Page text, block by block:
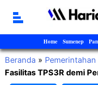
Home Sumenep
Beranda » Pemerintahan
Fasilitas TPS3R demi